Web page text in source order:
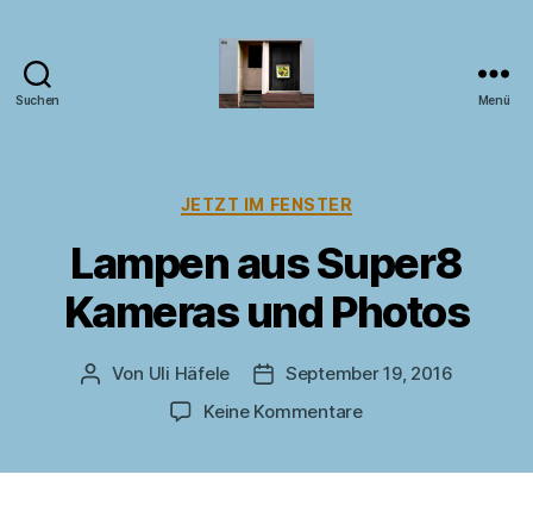
Suchen Menü
Kategorien
JETZT IM FENSTER
Lampen aus Super8
Kameras und Photos
Beitragsautor
Von Uli Häfele Veröffentlichungsdatum
September 19, 2016
Keine Kommentarezu